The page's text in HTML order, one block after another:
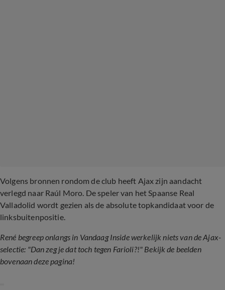
Volgens bronnen rondom de club heeft Ajax zijn aandacht
verlegd naar Raúl Moro. De speler van het Spaanse Real
Valladolid wordt gezien als de absolute topkandidaat voor de
linksbuitenpositie.
René begreep onlangs in Vandaag Inside werkelijk niets van de Ajax-
selectie: "Dan zeg je dat toch tegen Farioli?!" Bekijk de beelden
bovenaan deze pagina!